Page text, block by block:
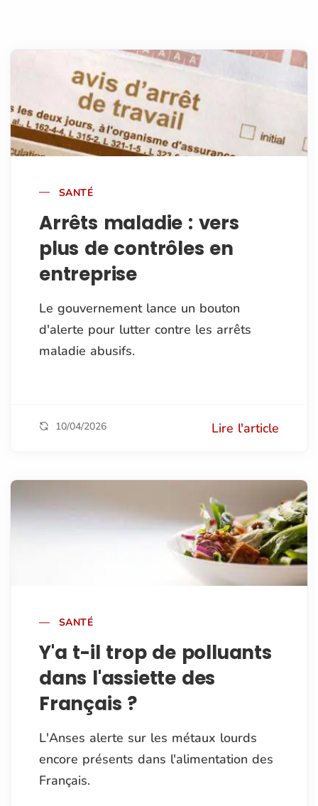
SANTÉ
Arrêts maladie : vers
plus de contrôles en
entreprise
Le gouvernement lance un bouton
d'alerte pour lutter contre les arrêts
maladie abusifs.
10/04/2026 Lire l'article
SANTÉ
Y'a t-il trop de polluants
dans l'assiette des
Français ?
L'Anses alerte sur les métaux lourds
encore présents dans l'alimentation des
Français.